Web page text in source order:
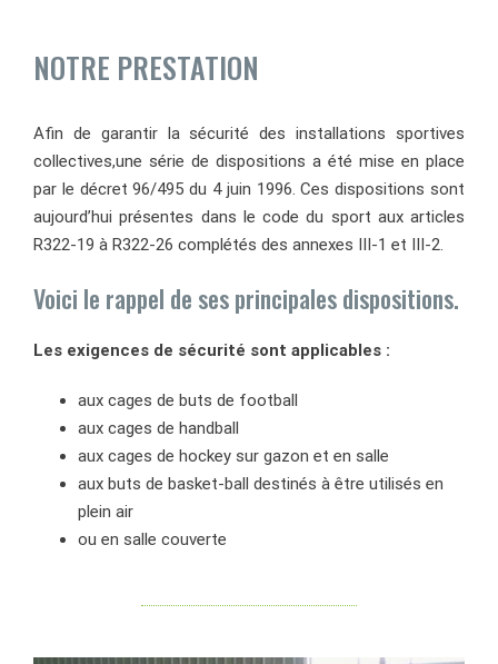
NOTRE PRESTATION
Afin de garantir la sécurité des installations sportives
collectives,une série de dispositions a été mise en place
par le décret 96/495 du 4 juin 1996. Ces dispositions sont
aujourd’hui présentes dans le code du sport aux articles
R322-19 à R322-26 complétés des annexes III-1 et III-2.
Voici le rappel de ses principales dispositions.
Les exigences de sécurité sont applicables :
aux cages de buts de football
aux cages de handball
aux cages de hockey sur gazon et en salle
aux buts de basket-ball destinés à être utilisés en
plein air
ou en salle couverte